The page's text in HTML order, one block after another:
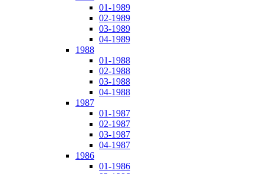
01-1989
02-1989
03-1989
04-1989
1988
01-1988
02-1988
03-1988
04-1988
1987
01-1987
02-1987
03-1987
04-1987
1986
01-1986